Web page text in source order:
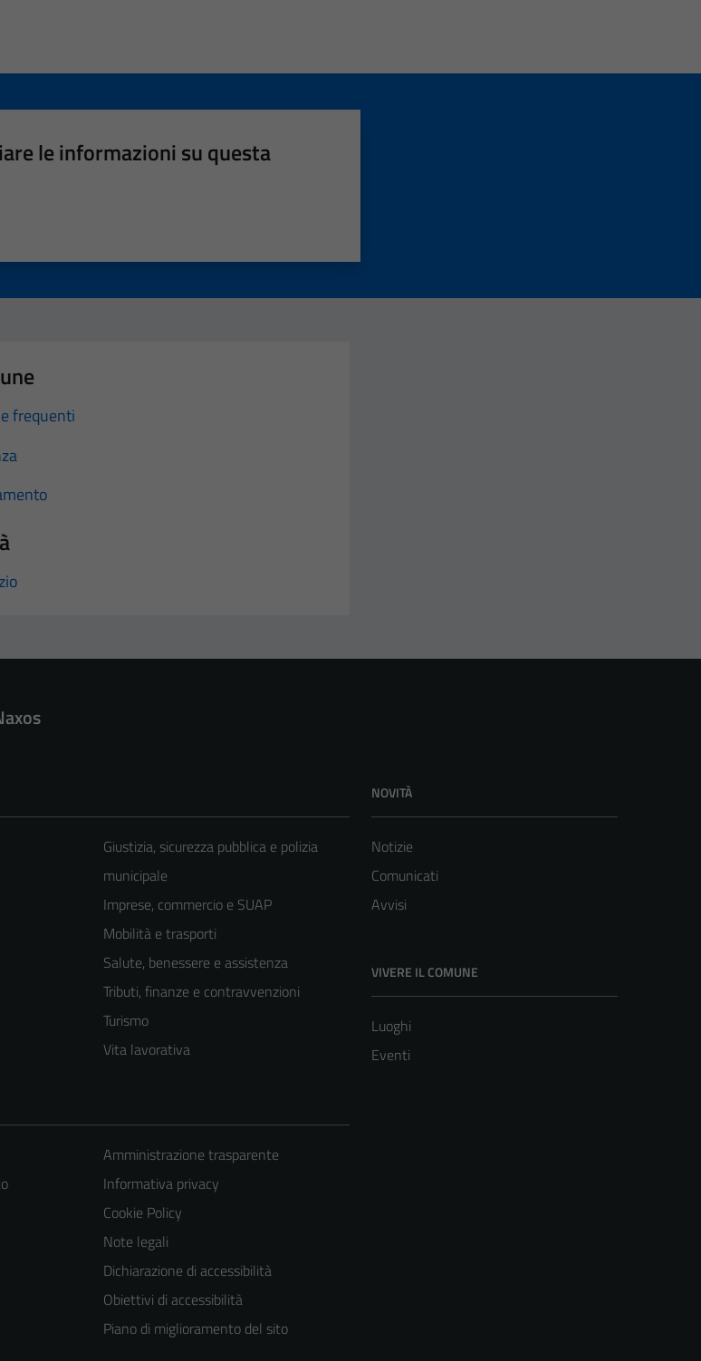
le informazioni su questa
frequenti
Giustizia, sicurezza pubblica e polizia
municipale
Imprese, commercio e SUAP
Mobilità e trasporti
Salute, benessere e assistenza
Tributi, finanze e contravvenzioni
Turismo
Vita lavorativa
NOVITÀ
Notizie
Comunicati
Avvisi
VIVERE IL COMUNE
Luoghi
Eventi
Amministrazione trasparente
Informativa privacy
Cookie Policy
Note legali
Dichiarazione di accessibilità
Obiettivi di accessibilità
Piano di miglioramento del sito
Tecnici
Questi cookie
sono necessari
funzionamento
del sito e non